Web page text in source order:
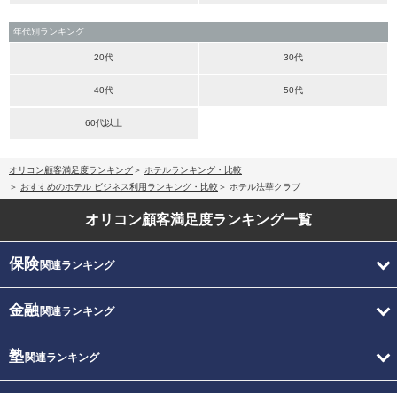
年代別ランキング
20代 30代
40代 50代
60代以上
オリコン顧客満足度ランキング
ホテルランキング・比較
おすすめのホテル ビジネス利用ランキング・比較
ホテル法華クラブ
オリコン顧客満足度ランキング一覧
保険関連ランキング
金融関連ランキング
塾関連ランキング